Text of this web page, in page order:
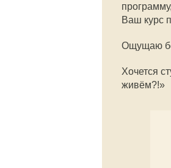
Ваш курс
Ощущаю
Хочется
живём?!»